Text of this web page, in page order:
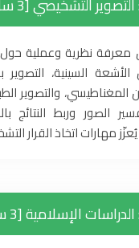
نظرية وعملية حول
الأشعة السينية،
المغناطيسي، والتصوير
الصور وربط النتائج
مهارات اتخاذ القرار